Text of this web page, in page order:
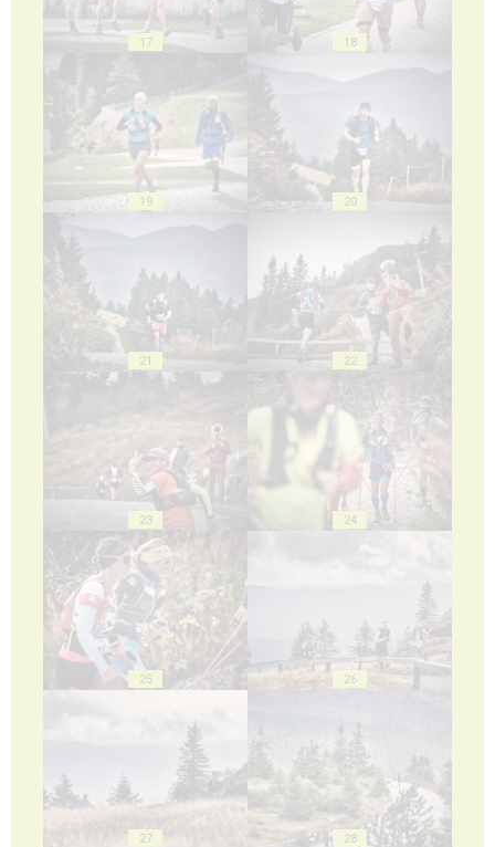
17 18
19 20
21 22
23 24
25 26
27 28